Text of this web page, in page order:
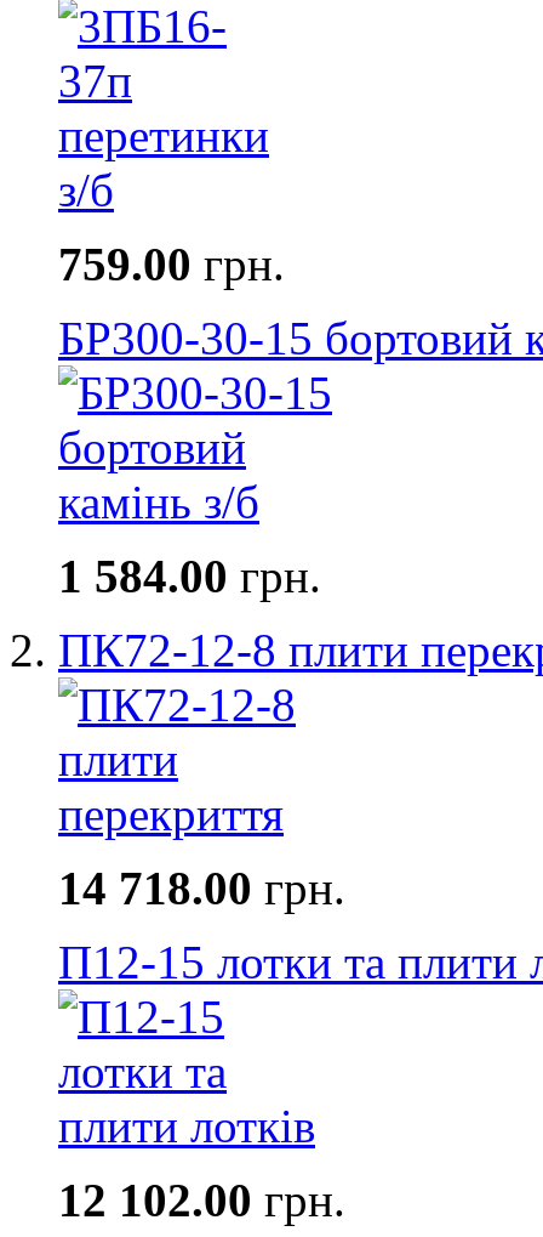
759.00 грн.
БР300-30-15 бортовий
1 584.00 грн.
ПК72-12-8 плити
14 718.00 грн.
П12-15 лотки та плити
12 102.00 грн.